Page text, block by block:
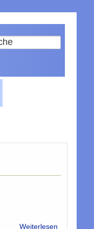
Weiterlesen